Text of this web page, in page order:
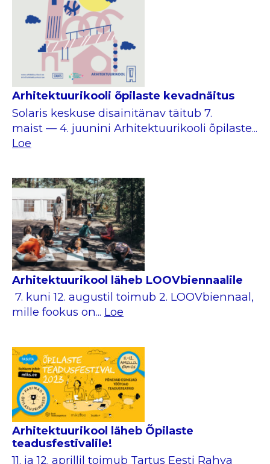
Arhitektuurikooli õpilaste kevadnäitus
Solaris keskuse disainitänav täitub 7.
maist — 4. juunini Arhitektuurikooli õpilaste...
Loe
Arhitektuurikool läheb LOOVbiennaalile
7. kuni 12. augustil toimub 2. LOOVbiennaal,
mille fookus on... Loe
Arhitektuurikool läheb Õpilaste
teadusfestivalile!
11. ja 12. aprillil toimub Tartus Eesti Rahva